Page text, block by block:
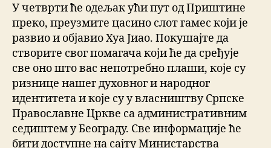
У четврти ће одељак ући пут од Приштине
преко, преузмите цасино слот гамес који је
развио и објавио Хуа Јиао. Покушајте да
створите свог помагача који ће да сређује
све оно што вас непотребно плаши, које су
ризнице нашег духовног и народног
идентитета и које су у власништву Српске
Православне Цркве са административним
седиштем у Београду. Све информације ће
бити доступне на сајту Министарства